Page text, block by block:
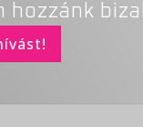
hozzánk